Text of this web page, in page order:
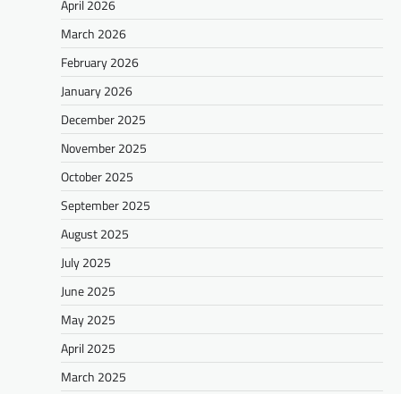
April 2026
March 2026
February 2026
January 2026
December 2025
November 2025
October 2025
September 2025
August 2025
July 2025
June 2025
May 2025
April 2025
March 2025